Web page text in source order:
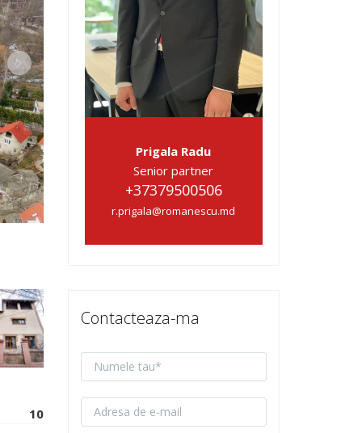
10
Prigala Radu
Senior partner
+37379500506
r.prigala@romanescu.md
Contacteaza-ma